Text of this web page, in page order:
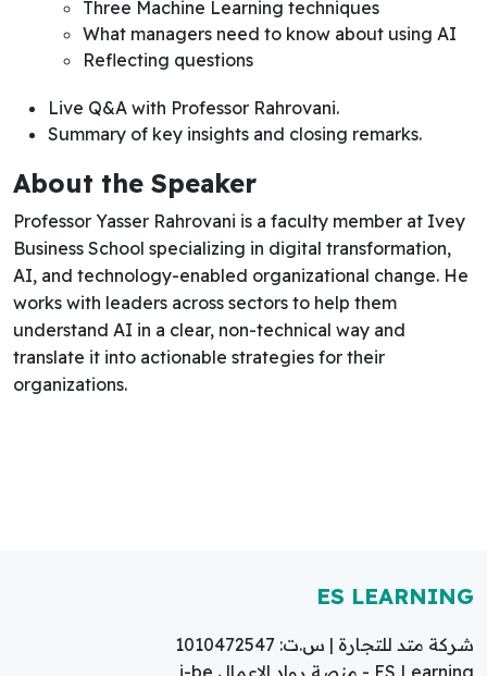
Three Machine Learning techniques
What managers need to know about using AI
Reflecting questions
Live Q&A with Professor Rahrovani.
Summary of key insights and closing remarks.
About the Speaker
Professor Yasser Rahrovani is a faculty member at Ivey
Business School specializing in digital transformation,
AI, and technology-enabled organizational change. He
works with leaders across sectors to help them
understand AI in a clear, non-technical way and
translate it into actionable strategies for their
organizations.
ES LEARNING
شركة متد للتجارة | س.ت: 1010472547
ES Learning - منصة رواد الاعمال i-be